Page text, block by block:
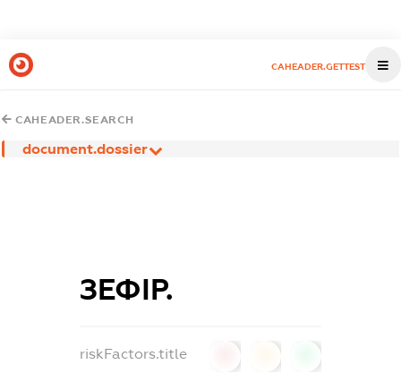
CAHEADER.GETTEST
CAHEADER.SEARCH
document.dossier
ЗЕФІР.
riskFactors.title